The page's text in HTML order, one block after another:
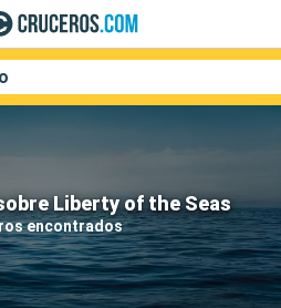
Liberty of the Seas
encontrados
Compañías